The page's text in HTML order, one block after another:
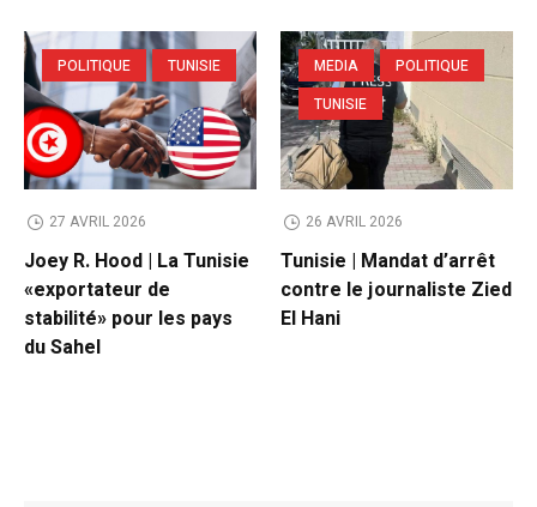
POLITIQUE TUNISIE
27 AVRIL 2026
Joey R. Hood | La Tunisie
«exportateur de
stabilité» pour les pays
du Sahel
MEDIA
POLITIQUE
TUNISIE
26 AVRIL 2026
Tunisie | Mandat d’arrêt
contre le journaliste Zied
El Hani